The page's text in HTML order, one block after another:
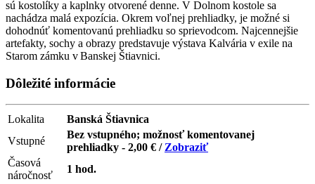
sú kostolíky a kaplnky otvorené denne. V Dolnom kostole sa
nachádza malá expozícia. Okrem voľnej prehliadky, je možné si
dohodnúť komentovanú prehliadku so sprievodcom. Najcennejšie
artefakty, sochy a obrazy predstavuje výstava Kalvária v exile na
Starom zámku v Banskej Štiavnici.
Dôležité informácie
Lokalita
Banská Štiavnica
Vstupné
Bez vstupného; možnosť komentovanej
prehliadky - 2,00 € /Zobraziť
Časová
náročnosť
1 hod.